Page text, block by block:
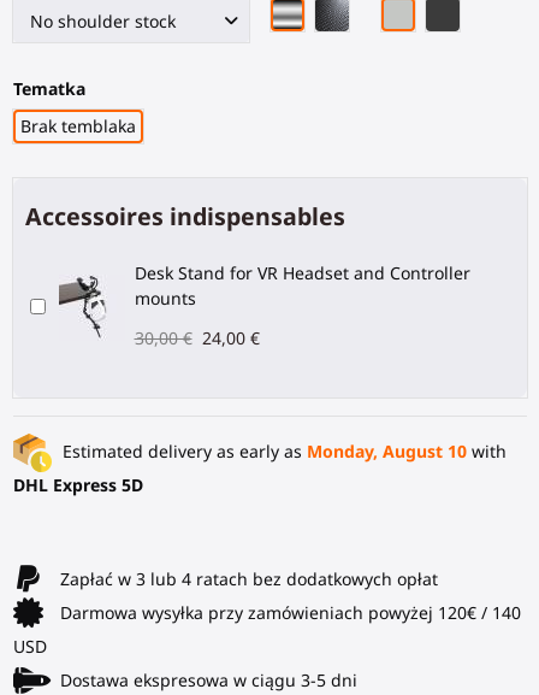
Chromowa rama
Czarna rama z włókna
Tematka
Brak temblaka
Accessoires indispensables
Desk Stand for VR Headset and Controller
mounts
30,00 € 24,00 €
Estimated delivery as early as Monday, August 10with
DHL Express 5D
Zapłać w 3 lub 4 ratach bez dodatkowych opłat
Darmowa wysyłka przy zamówieniach powyżej 120€ / 140
USD
Dostawa ekspresowa w ciągu 3-5 dni